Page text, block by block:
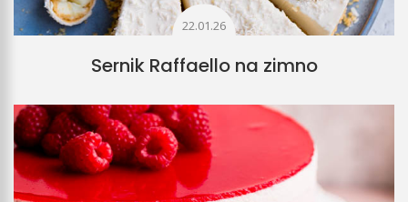
22.01.26
Sernik Raffaello na zimno